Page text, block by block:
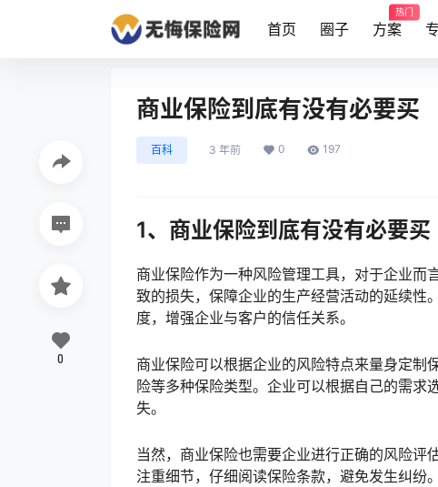
首页 圈子 方案
热门
商业保险到底有没有必要买
百科 3 年前 0 197
1、商业保险到底有没有必要买
商业保险作为一种风险管理工具，对于企业而
致的损失，保障企业的生产经营活动的延续性
度，增强企业与客户的信任关系。
商业保险可以根据企业的风险特点来量身定制
险等多种保险类型。企业可以根据自己的需求
失。
当然，商业保险也需要企业进行正确的风险评
注重细节，仔细阅读保险条款，避免发生纠纷
0